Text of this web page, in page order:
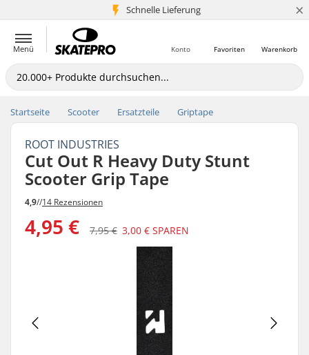
Schnelle Lieferung
5+ Mio. Kunden ×
Menü Warenkorb
Favoriten
Konto
Startseite Scooter Ersatzteile Griptape
ROOT INDUSTRIES
Cut Out R Heavy Duty Stunt
Scooter Grip Tape
4,9//14 Rezensionen
4,95 € 7,95 € 3,00 € SPAREN